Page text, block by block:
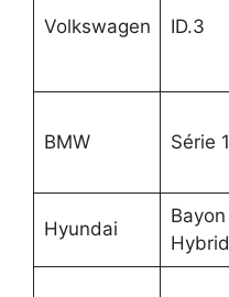
Volkswagen ID.3
BMW Série 1
Hyundai
Bayon
Hybrid